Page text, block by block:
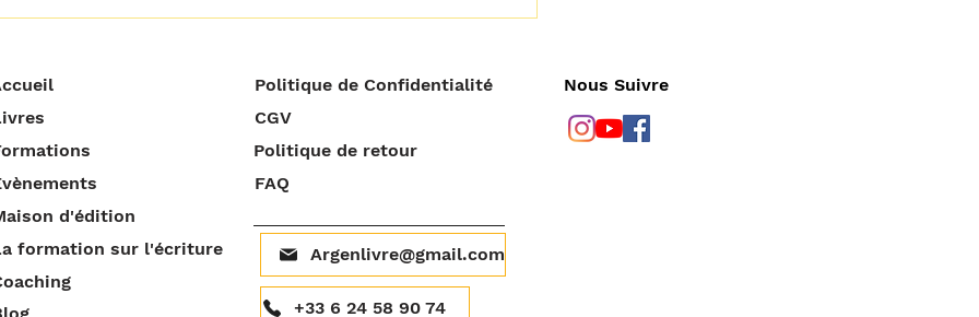
d'édition
formation sur l'écriture
Politique de Confidentialité
CGV
Politique de retour
FAQ
Argenlivre@gmail.com
+33 6 24 58 90 74
Nous Suivre